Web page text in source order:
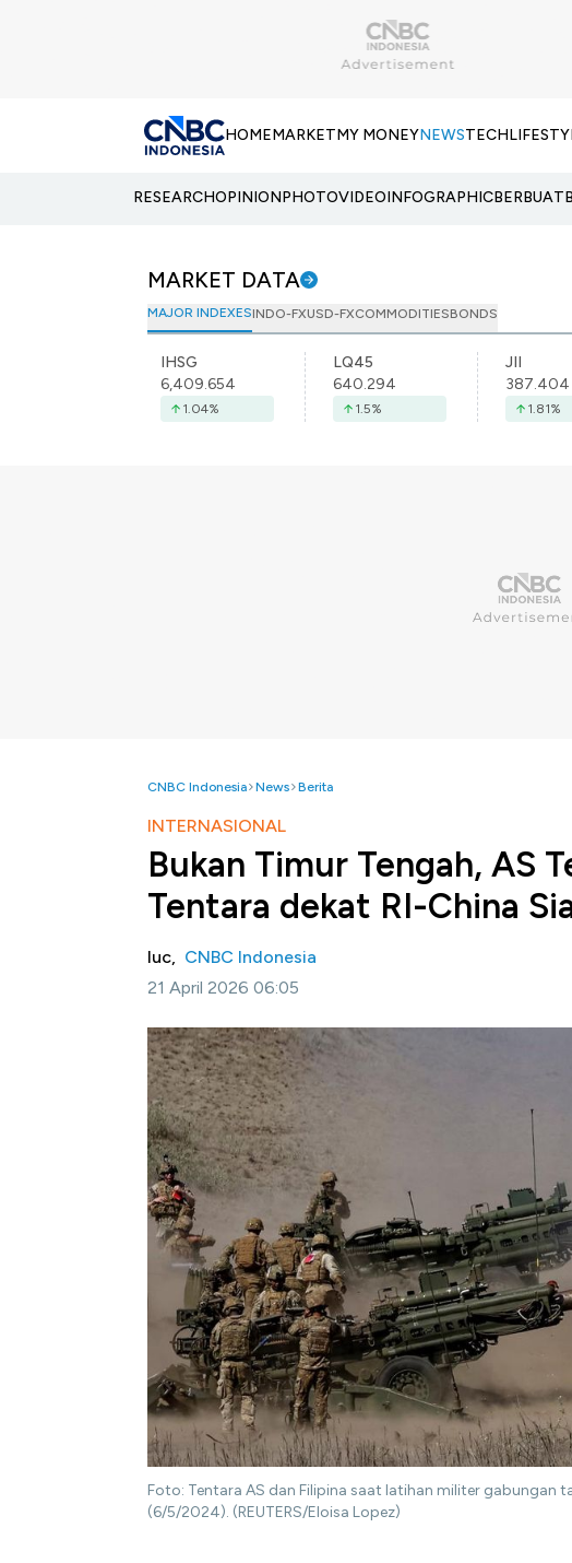
HOMEMARKETMY MONEYNEWSTECH
RESEARCHOPINIONPHOTOVIDEOINFOGRAPHIC
MARKET DATA
MAJOR INDEXESINDO-FXUSD-FXCOMMODITIESBONDS
IHSG
6,409.654
1.04%
LQ45
640.294
1.5%
JII
387.404
1.81%
CNBC Indonesia News Berita
INTERNASIONAL
Bukan Timur Tengah, AS
Tentara dekat RI-China
luc, CNBC Indonesia
21 April 2026 06:05
Foto: Tentara AS dan Filipina saat latihan militer gabungan
(6/5/2024). (REUTERS/Eloisa Lopez)